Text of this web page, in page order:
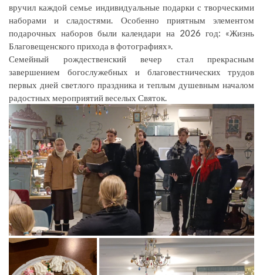
вручил каждой семье индивидуальные подарки с творческими
наборами и сладостями. Особенно приятным элементом
подарочных наборов были календари на 2026 год: «Жизнь
Благовещенского прихода в фотографиях».
Семейный рождественский вечер стал прекрасным
завершением богослужебных и благовестнических трудов
первых дней светлого праздника и теплым душевным началом
радостных мероприятий веселых Святок.